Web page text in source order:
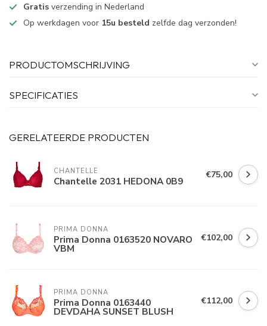
Gratis verzending in Nederland
Op werkdagen voor 15u besteld zelfde dag verzonden!
PRODUCTOMSCHRIJVING
SPECIFICATIES
GERELATEERDE PRODUCTEN
CHANTELLE
Chantelle 2031 HEDONA 0B9 €75,00
PRIMA DONNA
Prima Donna 0163520 NOVARO
VBM
€102,00
PRIMA DONNA
Prima Donna 0163440
DEVDAHA SUNSET BLUSH
€112,00